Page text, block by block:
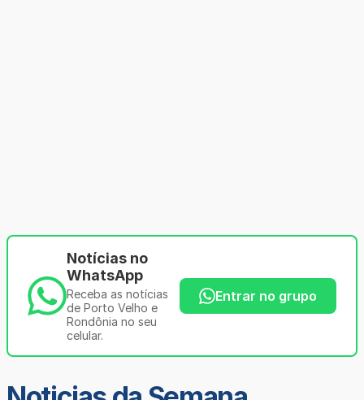
Notícias no
WhatsApp
Receba as notícias
de Porto Velho e
Rondônia no seu
celular.
Entrar no grupo